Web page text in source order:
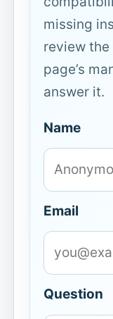
missing
review
page’s
answer it.
Name
Email
Question